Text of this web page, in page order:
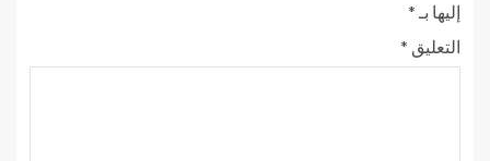
إليها بـ *
التعليق *